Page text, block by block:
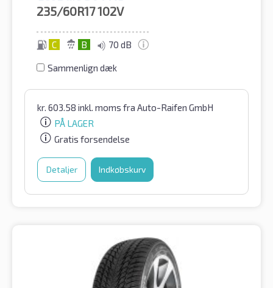
235/60R17102V
C B 70 dB
Sammenlign dæk
kr. 603.58 inkl. moms fra Auto-Raifen GmbH
PÅ LAGER
Gratis forsendelse
Detaljer Indkøbskurv